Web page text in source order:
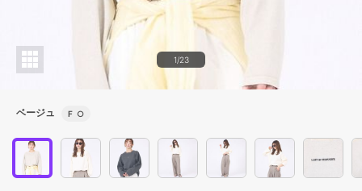
1/23
ベージュ F ○